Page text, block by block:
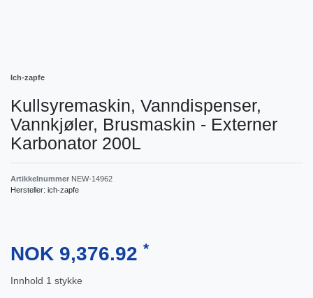
Ich-zapfe
Kullsyremaskin, Vanndispenser,
Vannkjøler, Brusmaskin - Externer
Karbonator 200L
Artikkelnummer NEW-14962
Hersteller: ich-zapfe
NOK 9,376.92 *
Innhold 1 stykke